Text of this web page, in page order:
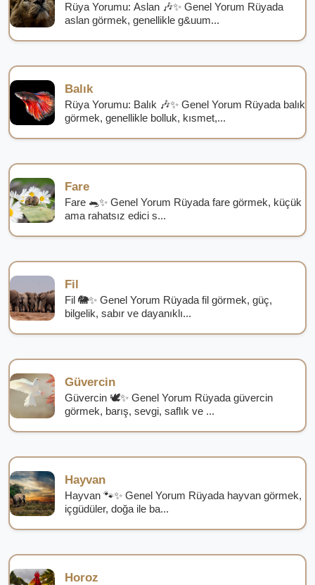
Rüya Yorumu: Aslan 🎶✨ Genel Yorum Rüyada
aslan görmek, genellikle g&uum...
Balık
Rüya Yorumu: Balık 🎶✨ Genel Yorum Rüyada balık
görmek, genellikle bolluk, kısmet,...
Fare
Fare 🐀✨ Genel Yorum Rüyada fare görmek, küçük
ama rahatsız edici s...
Fil
Fil 🐘✨ Genel Yorum Rüyada fil görmek, güç,
bilgelik, sabır ve dayanıklı...
Güvercin
Güvercin 🕊️✨ Genel Yorum Rüyada güvercin
görmek, barış, sevgi, saflık ve ...
Hayvan
Hayvan 🐾✨ Genel Yorum Rüyada hayvan görmek,
içgüdüler, doğa ile ba...
Horoz